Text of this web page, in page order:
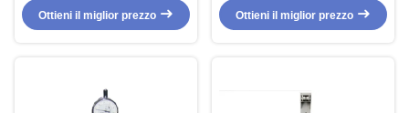
il visualizzatore digitale
Ottieni il miglior prezzo
del disco di schiacciamento per la
Ottieni il miglior prezzo